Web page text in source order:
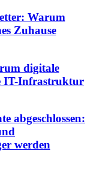
Warum
Zuhause
digitale
IT-Infrastruktur
abgeschlossen:
werden